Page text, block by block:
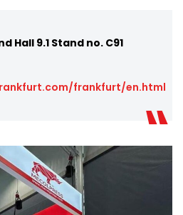
Hall 9.1 Stand no. C91
frankfurt/en.html